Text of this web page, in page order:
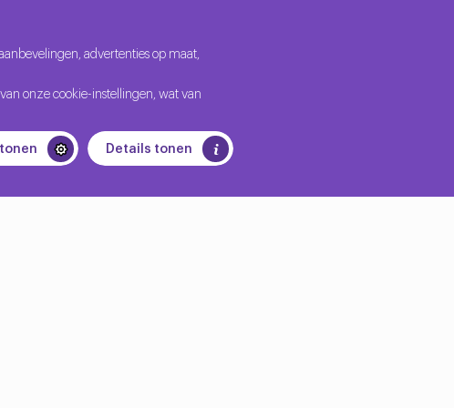
saklanmaktadır. Bu PostgreSQL veri tabanları
advertenties op maat,
onze cookie-instellingen, wat van
Details tonen